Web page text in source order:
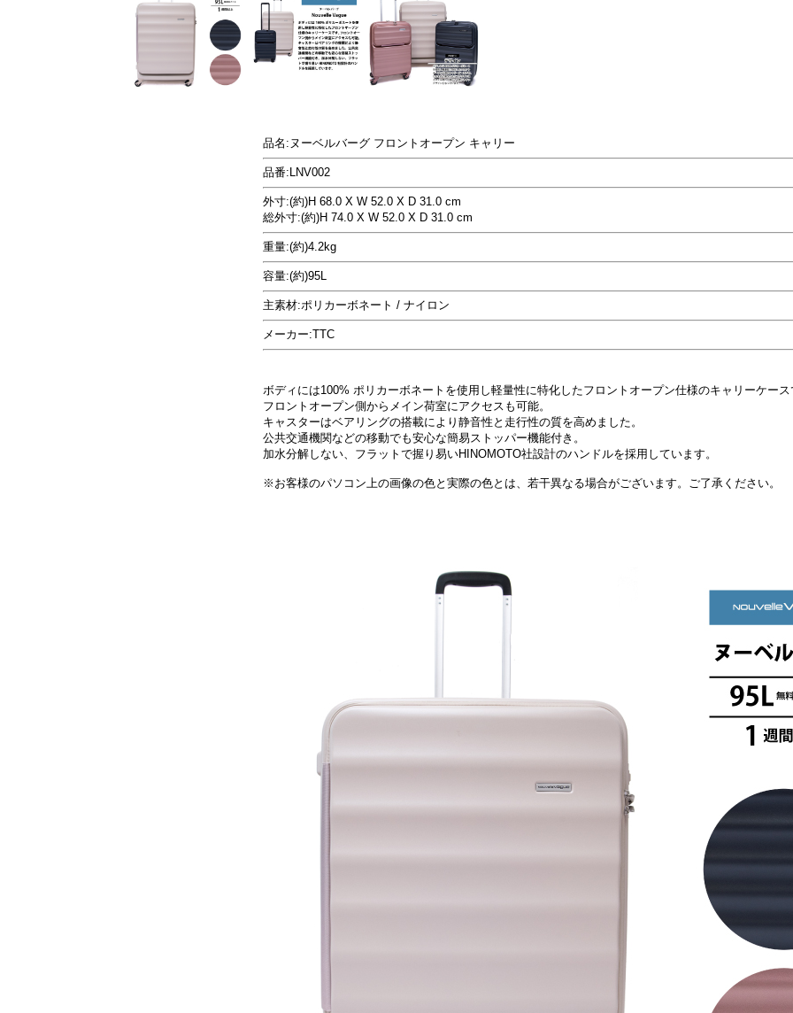
品名:ヌーベルバーグ フロントオープン キャリー
品番:LNV002
外寸:(約)H 68.0 X W 52.0 X D 31.0 cm
総外寸:(約)H 74.0 X W 52.0 X D 31.0 cm
重量:(約)4.2kg
容量:(約)95L
主素材:ポリカーボネート / ナイロン
メーカー:TTC
ボディには100% ポリカーボネートを使用し軽量性に特化したフロントオープン仕様のキャリーケース
フロントオープン側からメイン荷室にアクセスも可能。
キャスターはベアリングの搭載により静音性と走行性の質を高めました。
公共交通機関などの移動でも安心な簡易ストッパー機能付き。
加水分解しない、フラットで握り易いHINOMOTO社設計のハンドルを採用しています。
※お客様のパソコン上の画像の色と実際の色とは、若干異なる場合がございます。ご了承ください。